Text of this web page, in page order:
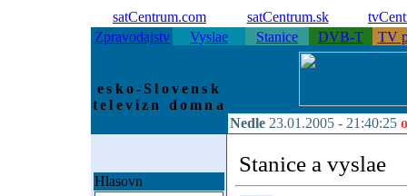
satCentrum.com satCentrum.sk
Zpravodajstv
Vyslae Stanice DVB-T TV
esko-Slovensk
televizn domna
Nedle 23.01.2005 - 21:40:25
Hlasovn
Stanice a vyslae